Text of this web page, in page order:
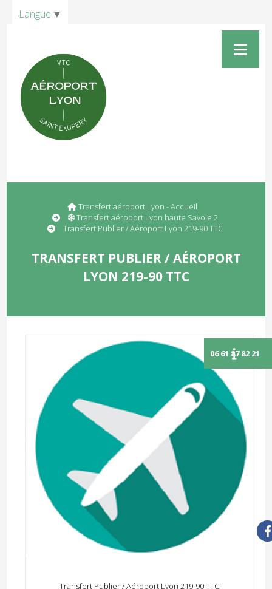
Transfert aéroport Lyon - Accueil
Transfert aéroport Lyon haute Savoie 2
Transfert Publier / Aéroport Lyon 219-90 TTC
TRANSFERT PUBLIER / AÉROPORT
LYON 219-90 TTC
Transfert Publier / Aéroport Lyon 219-90 TTC
Langue ▼